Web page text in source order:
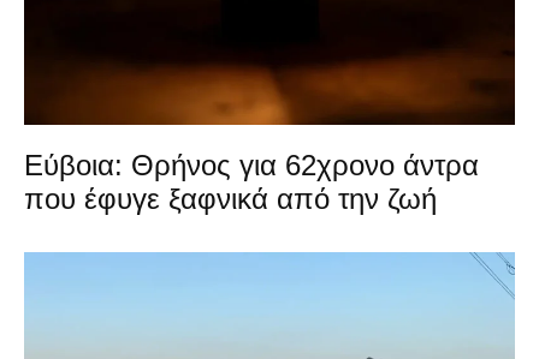
Εύβοια: Θρήνος για 62χρονο άντρα
που έφυγε ξαφνικά από την ζωή